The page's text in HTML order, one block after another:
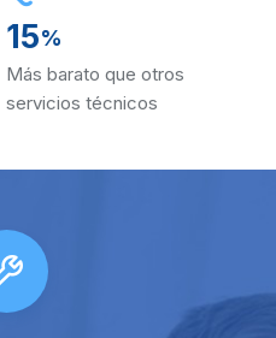
15%
Más barato que otros
servicios técnicos